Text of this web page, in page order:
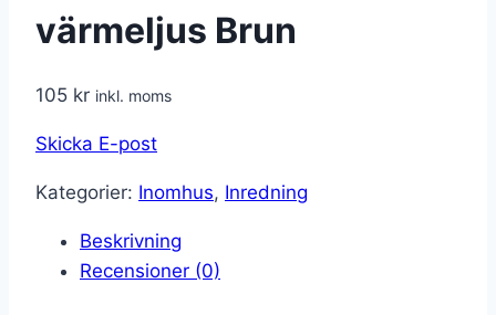
värmeljus Brun
105 kr inkl. moms
Skicka E-post
Kategorier: Inomhus, Inredning
Beskrivning
Recensioner (0)